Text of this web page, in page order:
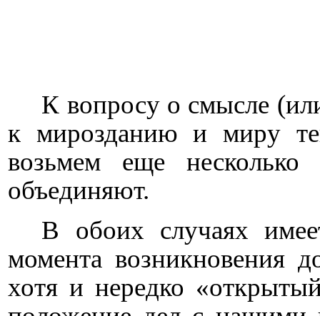
К вопросу о смысле
к мирозданию и миру
возьмем еще
объединяют.
В обоих случаях
момента возникновения
хотя и нередко